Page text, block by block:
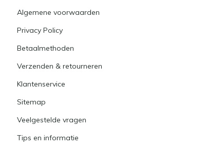
Algemene voorwaarden
Privacy Policy
Betaalmethoden
Verzenden & retourneren
Klantenservice
Sitemap
Veelgestelde vragen
Tips en informatie